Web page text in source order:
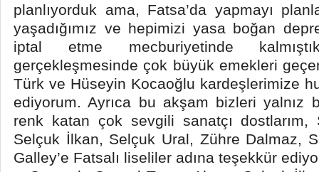
planlıyorduk ama, Fatsa’da yapmayı
yaşadığımız ve hepimizi yasa boğan
iptal etme mecburiyetinde
gerçekleşmesinde çok büyük emekleri
Türk ve Hüseyin Kocaoğlu kardeşlerimize
ediyorum. Ayrıca bu akşam bizleri yalnız
renk katan çok sevgili sanatçı dostlarım,
Selçuk İlkan, Selçuk Ural, Zühre Dalmaz,
Galley’e Fatsalı liseliler adına teşekkür